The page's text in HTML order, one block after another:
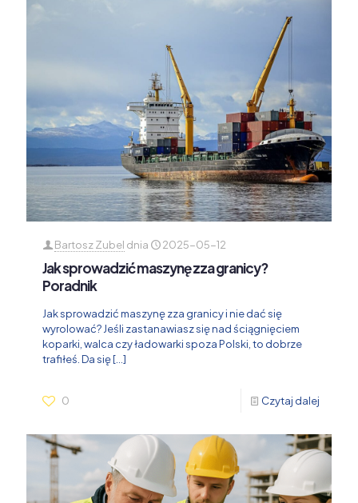
Bartosz Zubel dnia 2025-05-12
Jak sprowadzić maszynę zza granicy?
Poradnik
Jak sprowadzić maszynę zza granicy i nie dać się
wyrolować? Jeśli zastanawiasz się nad ściągnięciem
koparki, walca czy ładowarki spoza Polski, to dobrze
trafiłeś. Da się[…]
0 Czytaj dalej